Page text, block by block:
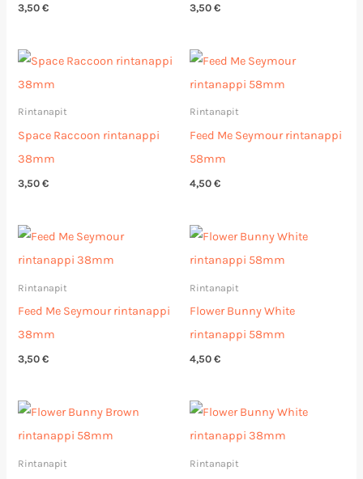
3,50€ 3,50 €
Rintanapit
Space Raccoon rintanappi
38mm
3,50€
Rintanapit
Feed Me Seymour rintanappi
58mm
4,50 €
Rintanapit
Feed Me Seymour rintanappi
38mm
3,50€
Rintanapit
Flower Bunny White
rintanappi 58mm
4,50 €
Rintanapit Rintanapit